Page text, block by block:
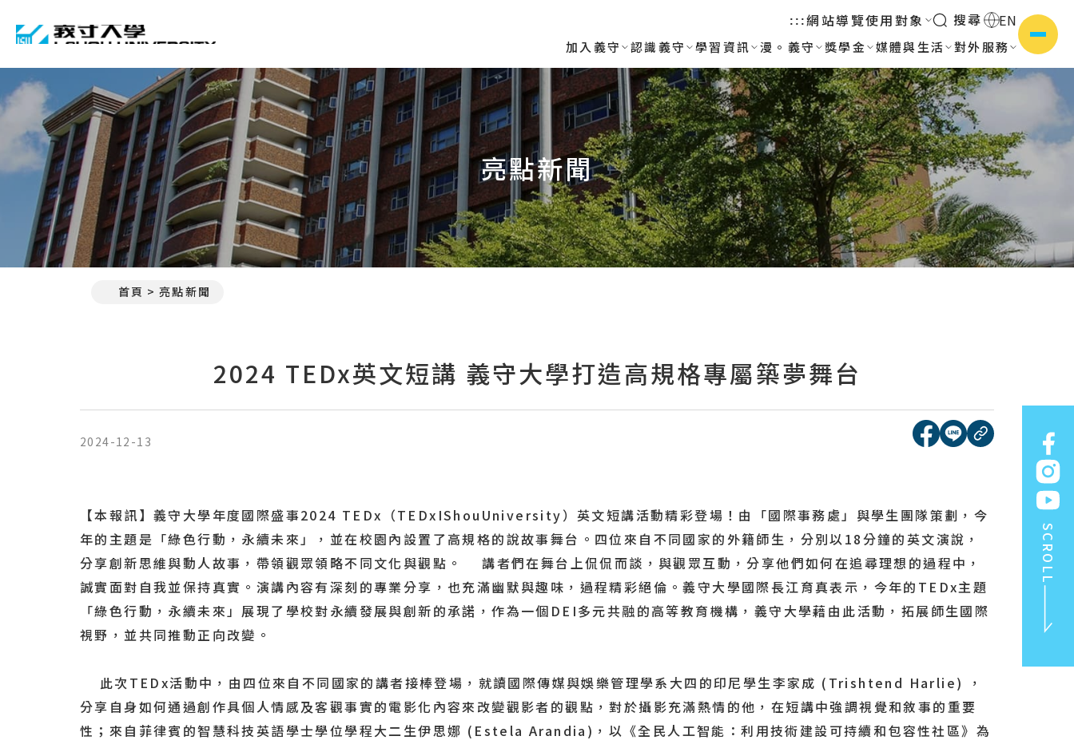
:::網站導覽使用對象 搜尋 EN
加入義守 認識義守 學習資訊 漫。義守 獎學金 媒體與生活 對外服務
側選單
SCROLL
亮點新聞
首頁 亮點新聞
2024 TEDx英文短講 義守大學打造高規格專屬築夢舞台
2024-12-13
[另開新視窗]分享到
[另開新視窗]分享
複製連結
【本報訊】義守大學年度國際盛事2024 TEDx（TEDxIShouUniversity）英文短講活動精彩登場！由「國際事務處」與學生團隊策劃，今
年的主題是「綠色行動，永續未來」，並在校園內設置了高規格的說故事舞台。四位來自不同國家的外籍師生，分別以18分鐘的英文演說，
分享創新思維與動人故事，帶領觀眾領略不同文化與觀點。 講者們在舞台上侃侃而談，與觀眾互動，分享他們如何在追尋理想的過程中，
誠實面對自我並保持真實。演講內容有深刻的專業分享，也充滿幽默與趣味，過程精彩絕倫。義守大學國際長江育真表示，今年的TEDx主題
「綠色行動，永續未來」展現了學校對永續發展與創新的承諾，作為一個DEI多元共融的高等教育機構，義守大學藉由此活動，拓展師生國際
視野，並共同推動正向改變。
此次TEDx活動中，由四位來自不同國家的講者接棒登場，就讀國際傳媒與娛樂管理學系大四的印尼學生李家成 (Trishtend Harlie) ，
分享自身如何通過創作具個人情感及客觀事實的電影化內容來改變觀影者的觀點，對於攝影充滿熱情的他，在短講中強調視覺和敘事的重要
性；來自菲律賓的智慧科技英語學士學位學程大二生伊思娜 (Estela Arandia)，以《全民人工智能：利用技術建設可持續和包容性社區》為